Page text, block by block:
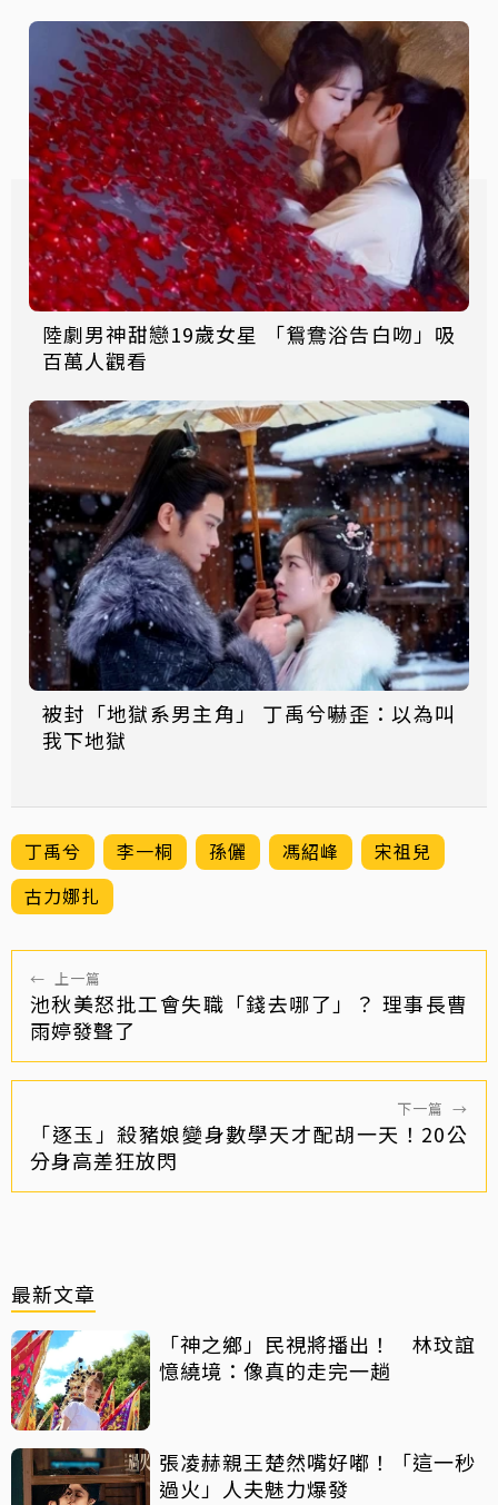
陸劇男神甜戀19歲女星 「鴛鴦浴告白吻」吸
百萬人觀看
被封「地獄系男主角」 丁禹兮嚇歪：以為叫
我下地獄
丁禹兮 李一桐 孫儷 馮紹峰
宋祖兒
古力娜扎
← 上一篇
池秋美怒批工會失職「錢去哪了」？ 理事長曹
雨婷發聲了
下一篇 →
「逐玉」殺豬娘變身數學天才配胡一天！20公
分身高差狂放閃
最新文章
「神之鄉」民視將播出！ 林玟誼
憶繞境：像真的走完一趟
張凌赫親王楚然嘴好嘟！「這一秒
過火」人夫魅力爆發